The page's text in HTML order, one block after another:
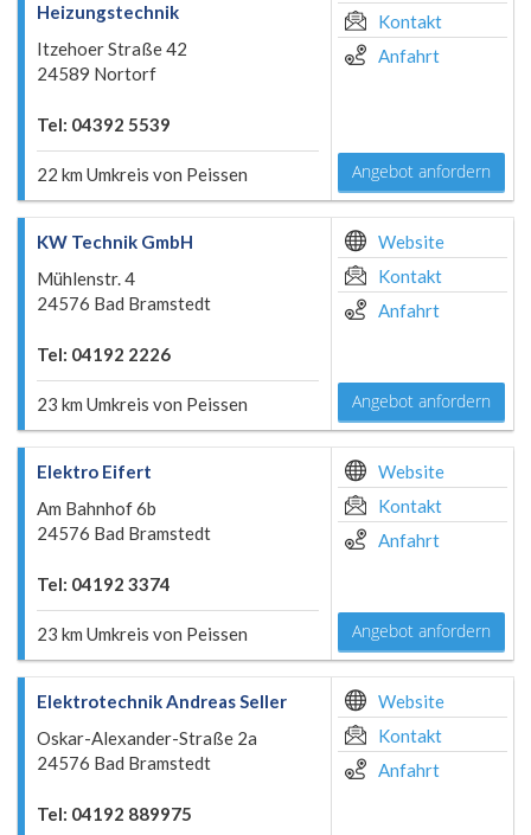
Heizungstechnik
Itzehoer Straße 42
24589 Nortorf
Tel: 04392 5539
22 km Umkreis von Peissen
Kontakt
Anfahrt
Angebot anfordern
KW Technik GmbH
Mühlenstr. 4
24576 Bad Bramstedt
Tel: 04192 2226
23 km Umkreis von Peissen
Website
Kontakt
Anfahrt
Angebot anfordern
Elektro Eifert
Am Bahnhof 6b
24576 Bad Bramstedt
Tel: 04192 3374
23 km Umkreis von Peissen
Website
Kontakt
Anfahrt
Angebot anfordern
Elektrotechnik Andreas Seller
Oskar-Alexander-Straße 2a
24576 Bad Bramstedt
Tel: 04192 889975
Website
Kontakt
Anfahrt